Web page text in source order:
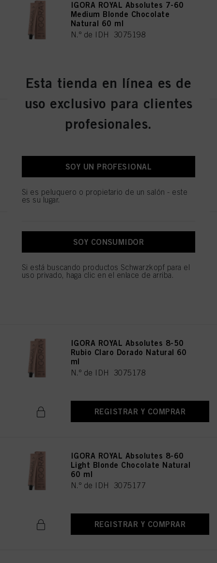
IGORA ROYAL Absolutes 7-60
Medium Blonde Chocolate
Natural 60 ml
N.º de IDH 3075198
IGORA ROYAL Absolutes 8-01
Light Blonde Natural Cendré 60
IGORA ROYAL Absolutes 8-140
Rubio Claro Ceniza Beige
IGORA ROYAL Absolutes 8-50
Rubio Claro Dorado Natural 60
ml
N.º de IDH 3075178
REGISTRAR Y COMPRAR
IGORA ROYAL Absolutes 8-60
Light Blonde Chocolate Natural
60 ml
N.º de IDH 3075177
REGISTRAR Y COMPRAR
Esta tienda en línea es de
uso exclusivo para clientes
profesionales.
SOY UN PROFESIONAL
Si es peluquero o propietario de un salón - este
es su lugar.
SOY CONSUMIDOR
Si está buscando productos Schwarzkopf para el
uso privado, haga clic en el enlace de arriba.